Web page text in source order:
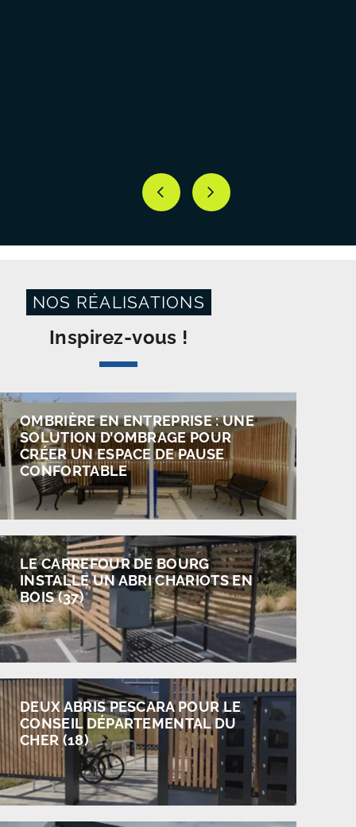
NOS RÉALISATIONS
Inspirez-vous !
OMBRIÈRE EN ENTREPRISE : UNE
SOLUTION D’OMBRAGE POUR
CRÉER UN ESPACE DE PAUSE
CONFORTABLE
LE CARREFOUR DE BOURG
INSTALLE UN ABRI CHARIOTS EN
BOIS (37)
DEUX ABRIS PESCARA POUR LE
CONSEIL DÉPARTEMENTAL DU
CHER (18)